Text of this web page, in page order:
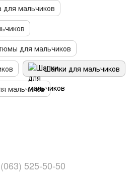
для мальчиков
для мальчиков
Шапки для мальчиков
мальчиков
525-50-50